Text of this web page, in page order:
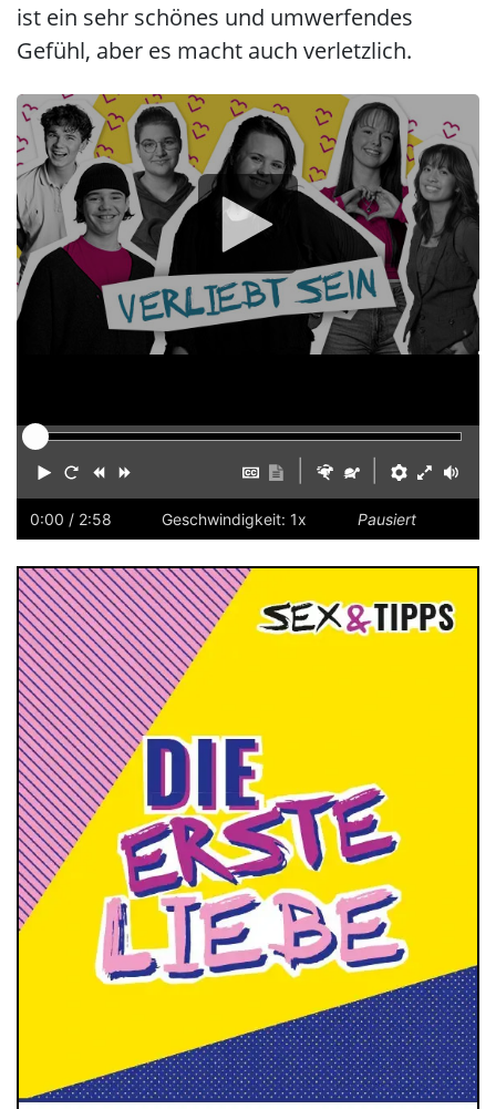
ist ein sehr schönes und umwerfendes
Gefühl, aber es macht auch verletzlich.
Themenvideo Verliebt
Media
Player
Abspielen
Neustart
Zurück
Vorwärts
Untertitel
ausblenden
Transkription
anzeigen
Schneller
Langsamer
0:00 / 2:58 Geschwindigkeit: 1x Pausiert